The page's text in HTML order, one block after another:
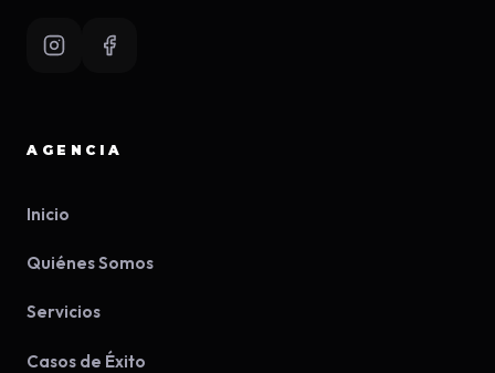
AGENCIA
Inicio
Quiénes Somos
Servicios
Casos de Éxito